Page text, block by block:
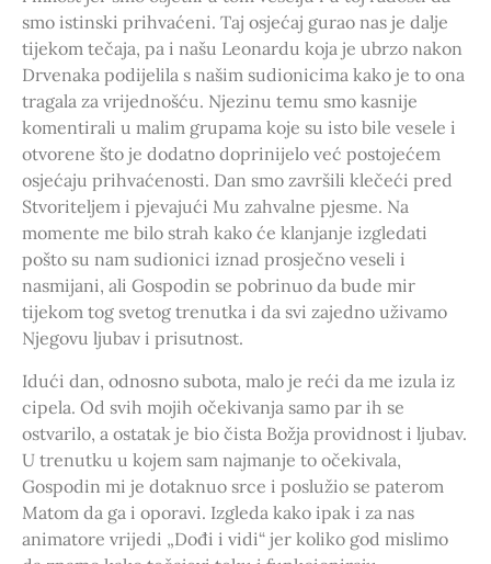
smo istinski prihvaćeni. Taj osjećaj gurao nas je dalje
tijekom tečaja, pa i našu Leonardu koja je ubrzo nakon
Drvenaka podijelila s našim sudionicima kako je to ona
tragala za vrijednošću. Njezinu temu smo kasnije
komentirali u malim grupama koje su isto bile vesele i
otvorene što je dodatno doprinijelo već postojećem
osjećaju prihvaćenosti. Dan smo završili klečeći pred
Stvoriteljem i pjevajući Mu zahvalne pjesme. Na
momente me bilo strah kako će klanjanje izgledati
pošto su nam sudionici iznad prosječno veseli i
nasmijani, ali Gospodin se pobrinuo da bude mir
tijekom tog svetog trenutka i da svi zajedno uživamo
Njegovu ljubav i prisutnost.
Idući dan, odnosno subota, malo je reći da me izula iz
cipela. Od svih mojih očekivanja samo par ih se
ostvarilo, a ostatak je bio čista Božja providnost i ljubav.
U trenutku u kojem sam najmanje to očekivala,
Gospodin mi je dotaknuo srce i poslužio se paterom
Matom da ga i oporavi. Izgleda kako ipak i za nas
animatore vrijedi „Dođi i vidi“ jer koliko god mislimo